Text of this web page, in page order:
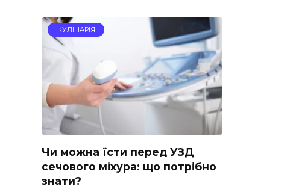
КУЛІНАРІЯ
Чи можна їсти перед УЗД
сечового міхура: що потрібно
знати?